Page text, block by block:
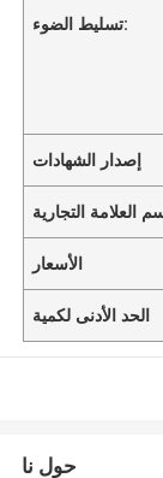
تسليط الضوء:
إصدار الشهادات
العلامة التجارية
الأسعار
الحد الأدنى لكمية
حول نا